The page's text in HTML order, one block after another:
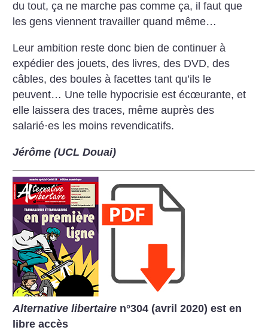
du tout, ça ne marche pas comme ça, il faut que
les gens viennent travailler quand même…
Leur ambition reste donc bien de continuer à
expédier des jouets, des livres, des DVD, des
câbles, des boules à facettes tant qu’ils le
peuvent… Une telle hypocrisie est écœurante, et
elle laissera des traces, même auprès des
salarié·es les moins revendicatifs.
Jérôme (UCL Douai)
Alternative libertaire n°304 (avril 2020) est en
libre accès